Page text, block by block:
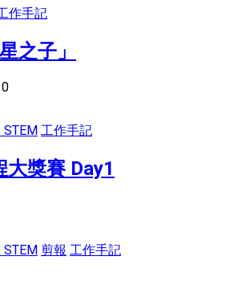
作手記
之子」
工作手記
大獎賽 Day1
剪報 工作手記